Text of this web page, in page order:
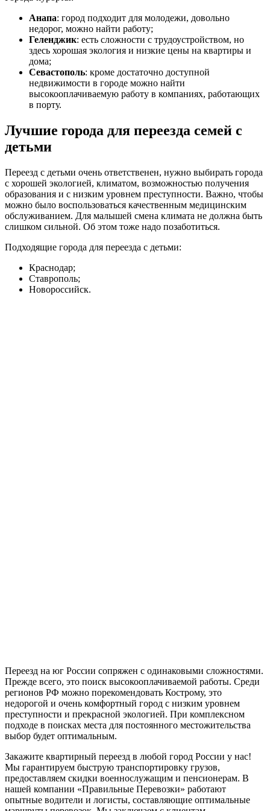
Анапа: город подходит для молодежи, довольно
недорог, можно найти работу;
Геленджик: есть сложности с трудоустройством, но
здесь хорошая экология и низкие цены на квартиры и
дома;
Севастополь: кроме достаточно доступной
недвижимости в городе можно найти
высокооплачиваемую работу в компаниях, работающих
в порту.
Лучшие города для переезда семей с
детьми
Переезд с детьми очень ответственен, нужно выбирать города
с хорошей экологией, климатом, возможностью получения
образования и с низким уровнем преступности. Важно, чтобы
можно было воспользоваться качественным медицинским
обслуживанием. Для малышей смена климата не должна быть
слишком сильной. Об этом тоже надо позаботиться.
Подходящие города для переезда с детьми:
Краснодар;
Ставрополь;
Новороссийск.
Переезд на юг России сопряжен с одинаковыми сложностями.
Прежде всего, это поиск высокооплачиваемой работы. Среди
регионов РФ можно порекомендовать Кострому, это
недорогой и очень комфортный город с низким уровнем
преступности и прекрасной экологией. При комплексном
подходе в поисках места для постоянного местожительства
выбор будет оптимальным.
Закажите квартирный переезд в любой город России у нас!
Мы гарантируем быструю транспортировку грузов,
предоставляем скидки военнослужащим и пенсионерам. В
нашей компании «Правильные Перевозки» работают
опытные водители и логисты, составляющие оптимальные